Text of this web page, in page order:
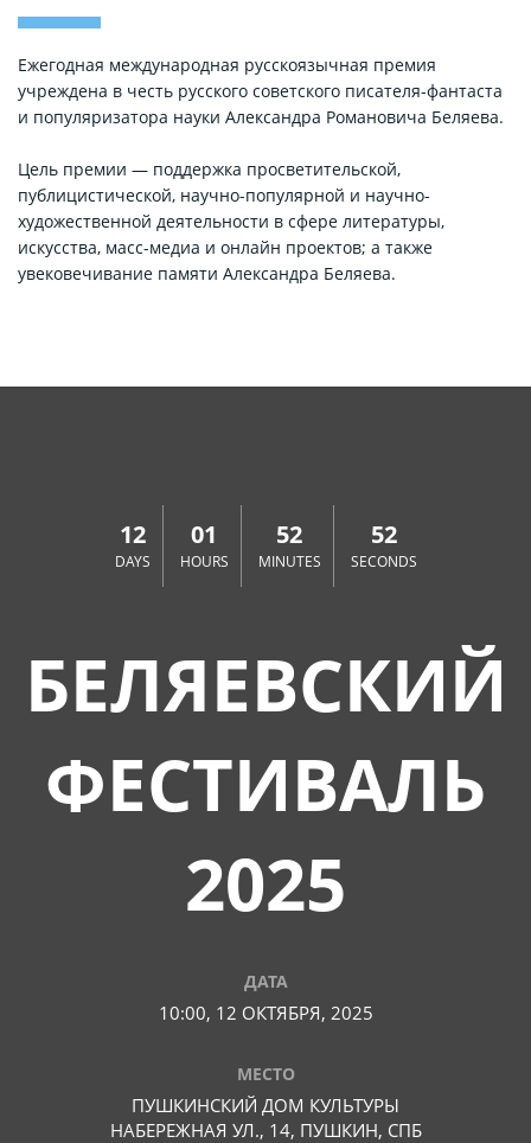
Ежегодная международная русскоязычная премия
учреждена в честь русского советского писателя-фантаста
и популяризатора науки Александра Романовича Беляева.
Цель премии — поддержка просветительской,
публицистической, научно-популярной и научно-
художественной деятельности в сфере литературы,
искусства, масс-медиа и онлайн проектов; а также
увековечивание памяти Александра Беляева.
12
DAYS
01
HOURS
52
MINUTES
52
SECONDS
БЕЛЯЕВСКИЙ
ФЕСТИВАЛЬ
2025
ДАТА
10:00, 12 ОКТЯБРЯ, 2025
МЕСТО
ПУШКИНСКИЙ ДОМ КУЛЬТУРЫ
НАБЕРЕЖНАЯ УЛ., 14, ПУШКИН, СПБ